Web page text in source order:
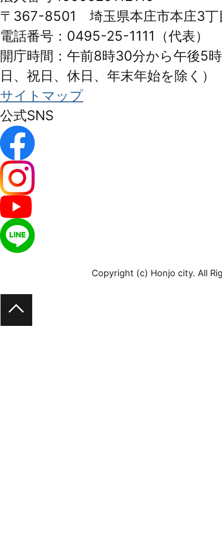
Honjo
City
〒367-8501 埼玉県本庄市本庄3丁
電話番号：0495-25-1111（代表）
開庁時間：午前8時30分から午後5
日、祝日、休日、年末年始を除く）
サイトマップ
公式SNS
Copyright (c) Honjo city. All